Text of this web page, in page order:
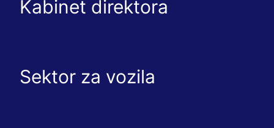
Kabinet direktora
Sektor za vozila